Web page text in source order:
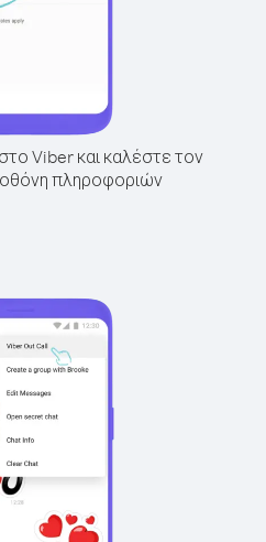
Viber και καλέστε τον
πληροφοριών